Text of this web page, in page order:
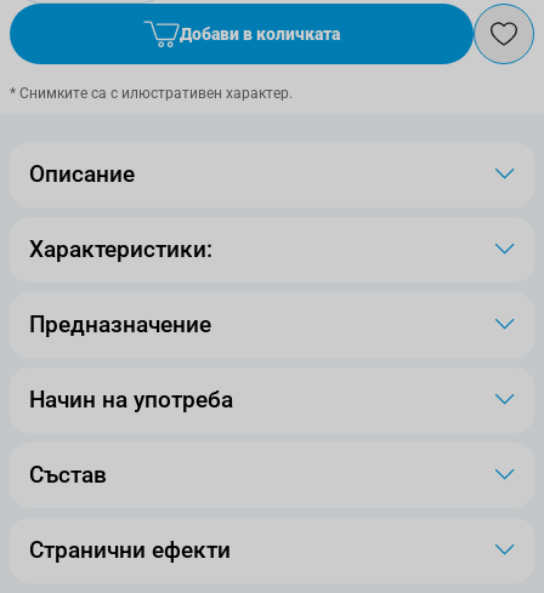
Добави в количката
* Снимките са с илюстративен характер.
Описание
Характеристики:
Предназначение
Начин на употреба
Състав
Странични ефекти